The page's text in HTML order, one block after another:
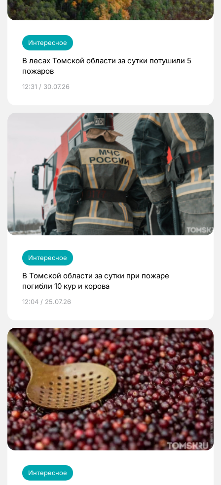
Интересное
В лесах Томской области за сутки потушили 5
пожаров
12:31 / 30.07.26
Интересное
В Томской области за сутки при пожаре
погибли 10 кур и корова
12:04 / 25.07.26
Интересное